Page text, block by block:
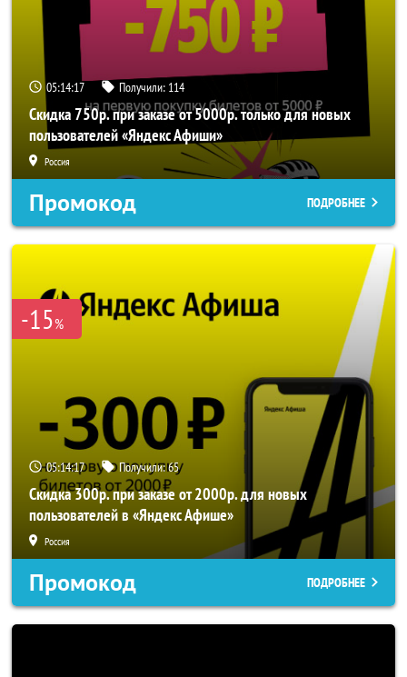
05:14:17 Получили: 114
Скидка 750р. при заказе от 5000р. только для новых
пользователей «Яндекс Афиши»
Россия
Промокод ПОДРОБНЕЕ
-15%
05:14:17 Получили:65
Скидка 300р. при заказе от 2000р. для новых
пользователей в «Яндекс Афише»
Россия
Промокод ПОДРОБНЕЕ